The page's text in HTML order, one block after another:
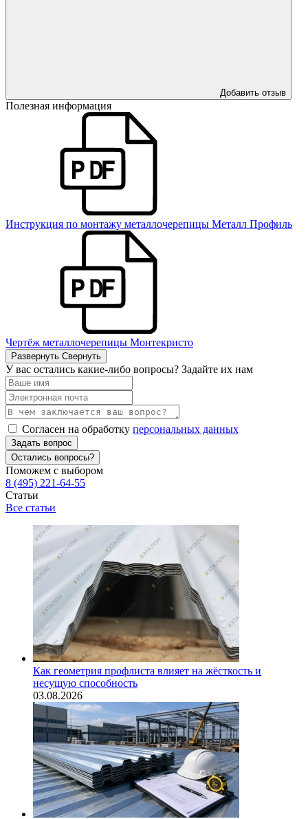
Добавить отзыв
Полезная информация
Инструкция по монтажу металлочерепицы Металл Профиль
Чертёж металлочерепицы Монтекристо
Развернуть Свернуть
У вас остались какие-либо вопросы? Задайте их нам
Согласен на обработку персональных данных
Задать вопрос
Остались вопросы?
Поможем с выбором
8 (495) 221-64-55
Статьи
Все статьи
Как геометрия профлиста влияет на жёсткость и
несущую способность
03.08.2026